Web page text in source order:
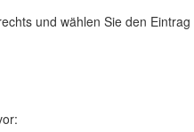
und wählen Sie den Eintrag